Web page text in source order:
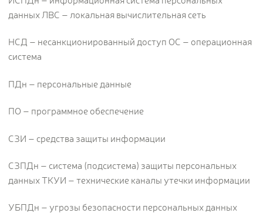
данных ЛВС – локальная вычислительная сеть
НСД – несанкционированный доступ ОС – операционная
система
ПДн – персональные данные
ПО – программное обеспечение
СЗИ – средства защиты информации
СЗПДн – система (подсистема) защиты персональных
данных ТКУИ – технические каналы утечки информации
УБПДн – угрозы безопасности персональных данных